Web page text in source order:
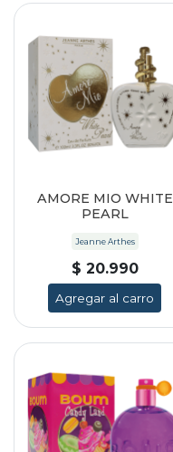
AMORE MIO WHITE
PEARL
Jeanne Arthes
$ 20.990
Agregar al carro